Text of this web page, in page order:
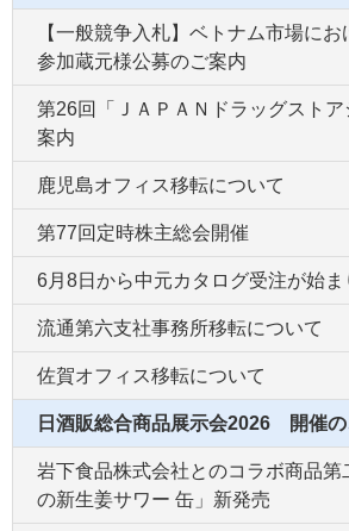
【一般競争入札】ベトナム市場に
参加蔵元様公募のご案内
第26回「ＪＡＰＡＮドラッグスト
案内
鹿児島オフィス移転について
第77回定時株主総会開催
6月8日から中元カタログ受注が始ま
流通第六支社事務所移転について
佐賀オフィス移転について
日酒販総合商品展示会2026 開催の
岩下食品株式会社とのコラボ商品第
の新生姜サワー 缶」新発売